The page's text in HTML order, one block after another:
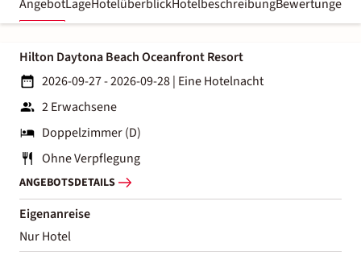
AngebotLageHotelüberblickHotelbeschreibungBewertungen
Hilton Daytona Beach Oceanfront Resort
2026-09-27 - 2026-09-28| Eine Hotelnacht
2 Erwachsene
Doppelzimmer (D)
Ohne Verpflegung
ANGEBOTSDETAILS
Eigenanreise
Nur Hotel